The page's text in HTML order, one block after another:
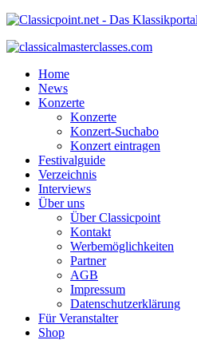
Home
News
Konzerte
Konzerte
Konzert-Suchabo
Konzert eintragen
Festivalguide
Verzeichnis
Interviews
Über uns
Über Classicpoint
Kontakt
Werbemöglichkeiten
Partner
AGB
Impressum
Datenschutzerklärung
Für Veranstalter
Shop